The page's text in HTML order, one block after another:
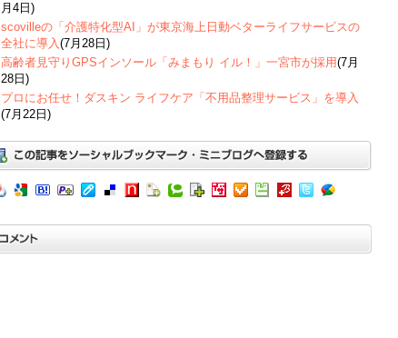
月4日)
scovilleの「介護特化型AI」が東京海上日動ベターライフサービスの
全社に導入(7月28日)
高齢者見守りGPSインソール「みまもり イル！」一宮市が採用(7月
28日)
プロにお任せ！ダスキン ライフケア「不用品整理サービス」を導入
(7月22日)